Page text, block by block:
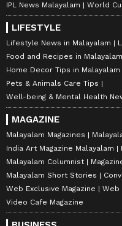
IPL News Malayalam
World
LIFESTYLE
Lifestyle News in Malayalam
Food and Recipes in Malayalam
Home Decor Tips in Malayalam
Pets & Animals Care Tips
Well-being & Mental Health
MAGAZINE
Malayalam Magazines
India Art Magazine Malayalam
Malayalam Columnist
Malayalam Short Stories
Web Exclusive Magazine
Web
Video Cafe Magazine